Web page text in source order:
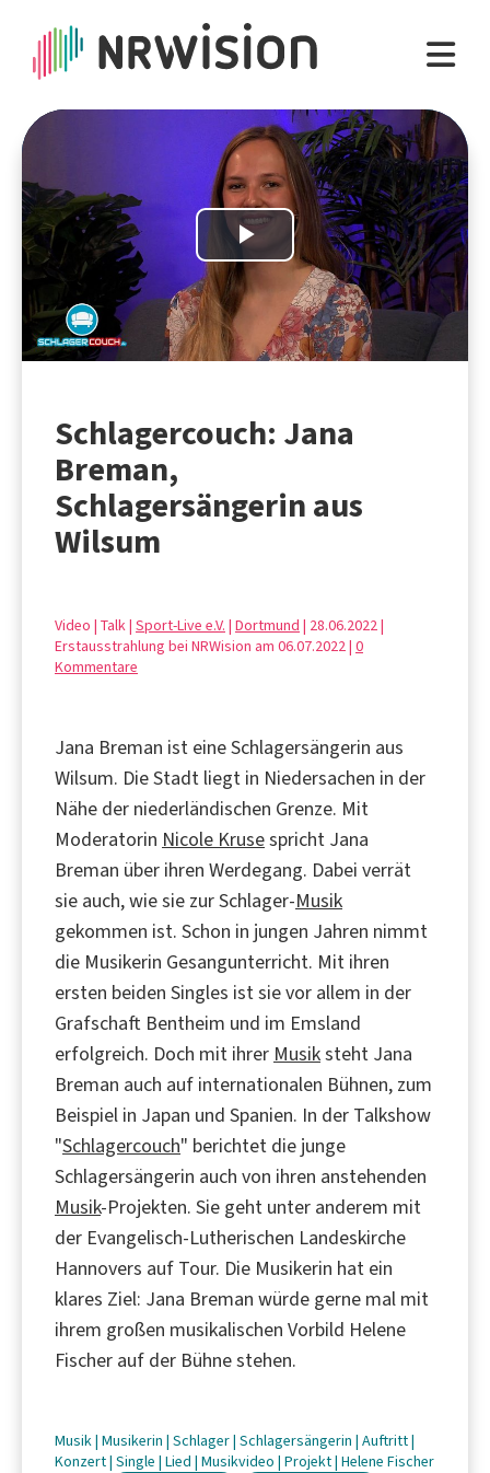
Play
Video
Schlagercouch: Jana
Breman,
Schlagersängerin aus
Wilsum
Video | Talk | Sport-Live e.V. | Dortmund | 28.06.2022 |
Erstausstrahlung bei NRWision am 06.07.2022 | 0
Kommentare
Jana Breman ist eine Schlagersängerin aus
Wilsum. Die Stadt liegt in Niedersachen in der
Nähe der niederländischen Grenze. Mit
Moderatorin Nicole Krusespricht Jana
Breman über ihren Werdegang. Dabei verrät
sie auch, wie sie zur Schlager-Musik
gekommen ist. Schon in jungen Jahren nimmt
die Musikerin Gesangunterricht. Mit ihren
ersten beiden Singles ist sie vor allem in der
Grafschaft Bentheim und im Emsland
erfolgreich. Doch mit ihrer Musiksteht Jana
Breman auch auf internationalen Bühnen, zum
Beispiel in Japan und Spanien. In der Talkshow
"Schlagercouch" berichtet die junge
Schlagersängerin auch von ihren anstehenden
Musik-Projekten. Sie geht unter anderem mit
der Evangelisch-Lutherischen Landeskirche
Hannovers auf Tour. Die Musikerin hat ein
klares Ziel: Jana Breman würde gerne mal mit
ihrem großen musikalischen Vorbild Helene
Fischer auf der Bühne stehen.
Musik| Musikerin | Schlager| Schlagersängerin | Auftritt|
Konzert| Single | Lied | Musikvideo | Projekt| Helene Fischer